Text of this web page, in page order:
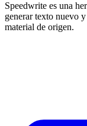
Speedwrite es una
generar texto nuevo
material de origen.